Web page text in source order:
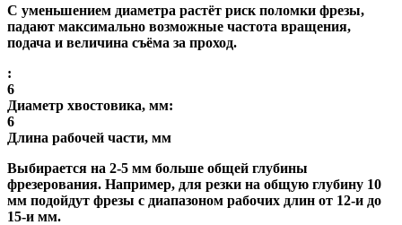
С уменьшением диаметра растёт риск поломки фрезы,
падают максимально возможные частота вращения,
подача и величина съёма за проход.
:
6
Диаметр хвостовика, мм:
6
Длина рабочей части, мм
Выбирается на 2-5 мм больше общей глубины
фрезерования. Например, для резки на общую глубину 10
мм подойдут фрезы с диапазоном рабочих длин от 12-и до
15-и мм.